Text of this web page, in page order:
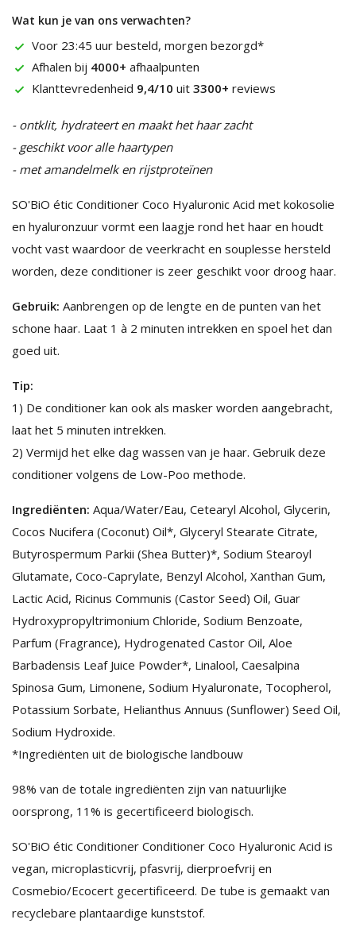
Wat kun je van ons verwachten?
Voor 23:45 uur besteld, morgen bezorgd*
Afhalen bij 4000+ afhaalpunten
Klanttevredenheid 9,4/10 uit 3300+ reviews
- ontklit, hydrateert en maakt het haar zacht
- geschikt voor alle haartypen
- met amandelmelk en rijstproteïnen
SO'BiO étic Conditioner Coco Hyaluronic Acid met kokosolie
en hyaluronzuur vormt een laagje rond het haar en houdt
vocht vast waardoor de veerkracht en souplesse hersteld
worden, deze conditioner is zeer geschikt voor droog haar.
Gebruik: Aanbrengen op de lengte en de punten van het
schone haar. Laat 1 à 2 minuten intrekken en spoel het dan
goed uit.
Tip:
1) De conditioner kan ook als masker worden aangebracht,
laat het 5 minuten intrekken.
2) Vermijd het elke dag wassen van je haar. Gebruik deze
conditioner volgens de Low-Poo methode.
Ingrediënten: Aqua/Water/Eau, Cetearyl Alcohol, Glycerin,
Cocos Nucifera (Coconut) Oil*, Glyceryl Stearate Citrate,
Butyrospermum Parkii (Shea Butter)*, Sodium Stearoyl
Glutamate, Coco-Caprylate, Benzyl Alcohol, Xanthan Gum,
Lactic Acid, Ricinus Communis (Castor Seed) Oil, Guar
Hydroxypropyltrimonium Chloride, Sodium Benzoate,
Parfum (Fragrance), Hydrogenated Castor Oil, Aloe
Barbadensis Leaf Juice Powder*, Linalool, Caesalpina
Spinosa Gum, Limonene, Sodium Hyaluronate, Tocopherol,
Potassium Sorbate, Helianthus Annuus (Sunflower) Seed Oil,
Sodium Hydroxide.
*Ingrediënten uit de biologische landbouw
98% van de totale ingrediënten zijn van natuurlijke
oorsprong, 11% is gecertificeerd biologisch.
SO'BiO étic Conditioner Conditioner Coco Hyaluronic Acid is
vegan, microplasticvrij, pfasvrij, dierproefvrij en
Cosmebio/Ecocert gecertificeerd. De tube is gemaakt van
recyclebare plantaardige kunststof.